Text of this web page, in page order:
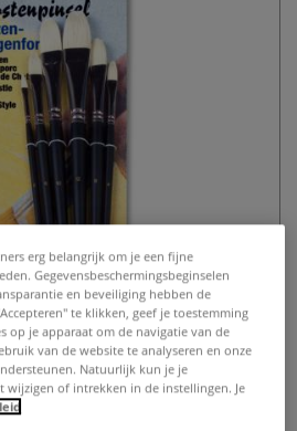
erg belangrijk om je een fijne
Gegevensbeschermingsbeginselen
en beveiliging hebben de
te klikken, geef je toestemming
op je apparaat om de navigatie van de
van de website te analyseren en onze
Natuurlijk kun je je
of intrekken in de instellingen. Je